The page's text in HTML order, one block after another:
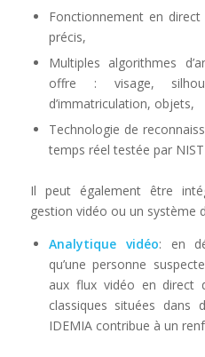
Fonctionnement en
précis,
Multiples algorithmes
offre : visage,
d’immatriculation, objets,
Technologie de
temps réel testée par NIST
Il peut également être
gestion vidéo ou un système
Analytique vidéo: en
qu’une personne
aux flux vidéo en direct
classiques situées dans
IDEMIA contribue à un